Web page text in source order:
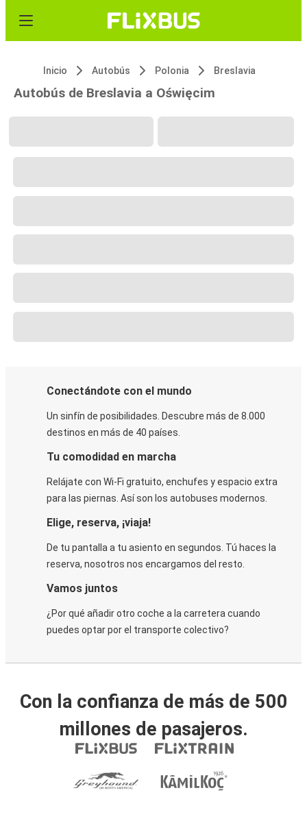
Inicio Autobús Polonia Breslavia
Autobús de Breslavia a Oświęcim
Conectándote con el mundo
Un sinfín de posibilidades. Descubre más de 8.000
destinos en más de 40 países.
Tu comodidad en marcha
Relájate con Wi-Fi gratuito, enchufes y espacio extra
para las piernas. Así son los autobuses modernos.
Elige, reserva, ¡viaja!
De tu pantalla a tu asiento en segundos. Tú haces la
reserva, nosotros nos encargamos del resto.
Vamos juntos
¿Por qué añadir otro coche a la carretera cuando
puedes optar por el transporte colectivo?
Con la confianza de más de 500
millones de pasajeros.